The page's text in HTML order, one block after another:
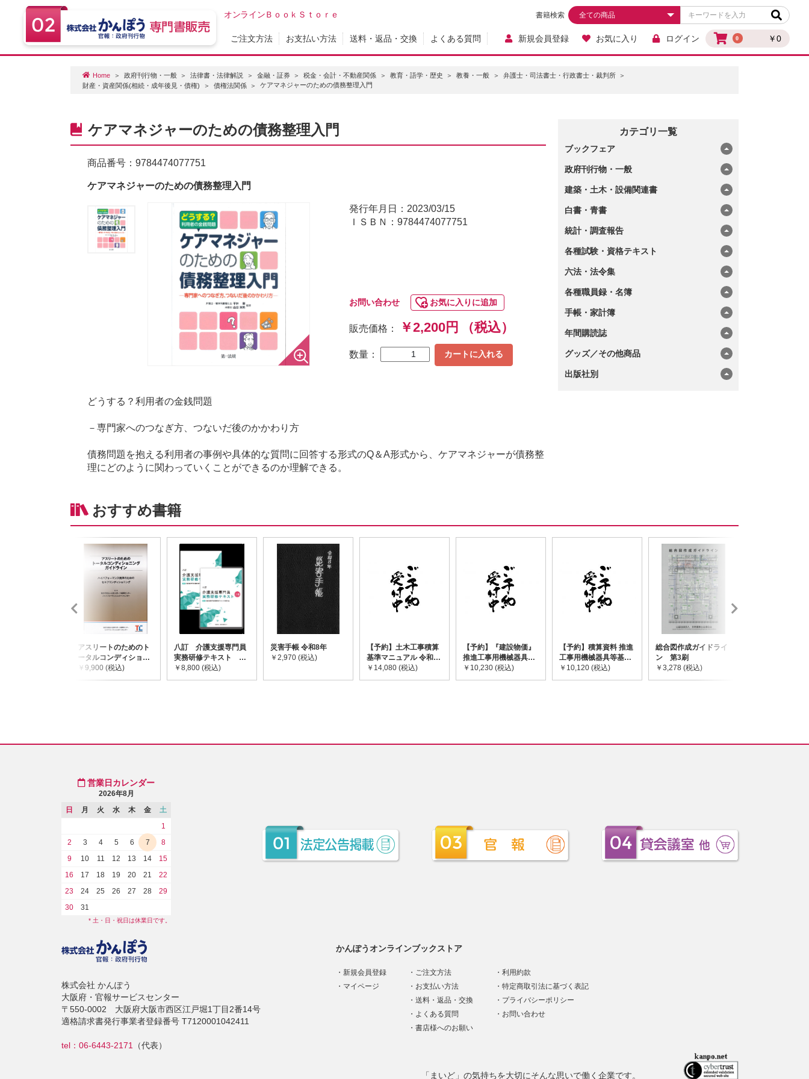
オンラインＢｏｏｋＳｔｏｒｅ
0 ￥0
書籍検索
ご注文方法 お支払い方法 送料・返品・交換 よくある質問 新規会員登録 お気に入り ログイン
Home 政府刊行物・一般 法律書・法律解説 金融・証券 税金・会計・不動産関係 教育・語学・歴史 教養・一般
弁護士・司法書士・行政書士・裁判所
財産・資産関係(相続・成年後見・債権)
債権法関係 ケアマネジャーのための債務整理入門
カテゴリ一覧
ブックフェア
政府刊行物・一般
建築・土木・設備関連書
白書・青書
統計・調査報告
各種試験・資格テキスト
六法・法令集
各種職員録・名簿
手帳・家計簿
年間購読誌
グッズ／その他商品
出版社別
ケアマネジャーのための債務整理入門
商品番号： 9784474077751
ケアマネジャーのための債務整理入門
発行年月日：2023/03/15
ＩＳＢＮ：9784474077751
お問い合わせ お気に入りに追加
販売価格： ￥2,200円 （税込）
数量： カートに入れる
どうする？利用者の金銭問題
－専門家へのつなぎ方、つないだ後のかかわり方
債務問題を抱える利用者の事例や具体的な質問に回答する形式のQ＆A形式から、ケアマネジャーが債務整
理にどのように関わっていくことができるのか理解できる。
おすすめ書籍
アスリートのためのト
ータルコンディショニ
ングガイドライン
￥9,900 (税込)
八訂 介護支援専門員
実務研修テキスト
(上・下巻/分売不可)
￥8,800 (税込)
災害手帳 令和8年
￥2,970 (税込)
【予約】土木工事積算
基準マニュアル 令和8
年度版 ※2026年8月
下旬発売予定
￥14,080 (税込)
【予約】『建設物価』
推進工事用機械器具等
基礎価格表 2026年度
版 ※2026/8/31発売予
￥10,230 (税込)
【予約】積算資料 推進
工事用機械器具等基礎
価格表 2026年度版
※2026/8/31発売予定
￥10,120 (税込)
総合図作成ガイドライ
ン 第3刷
￥3,278 (税込)
かんぽうオンラインブックストア
新規会員登録
マイページ
ご注文方法
お支払い方法
送料・返品・交換
よくある質問
書店様へのお願い
利用約款
特定商取引法に基づく表記
プライバシーポリシー
お問い合わせ
営業日カレンダー
2026年8月
日
月 火 水 木 金
土
1
2
3 4 5 6 7
8
9
10 11 12 13 14
15
16
17 18 19 20 21
22
23
24 25 26 27 28
29
30
31
* 土・日・祝日は休業日です。
株式会社 かんぽう
大阪府・官報サービスセンター
〒550-0002 大阪府大阪市西区江戸堀1丁目2番14号
適格請求書発行事業者登録番号 T7120001042411
tel：06-6443-2171 （代表）
「まいど」の気持ちを大切にそんな思いで働く企業です。